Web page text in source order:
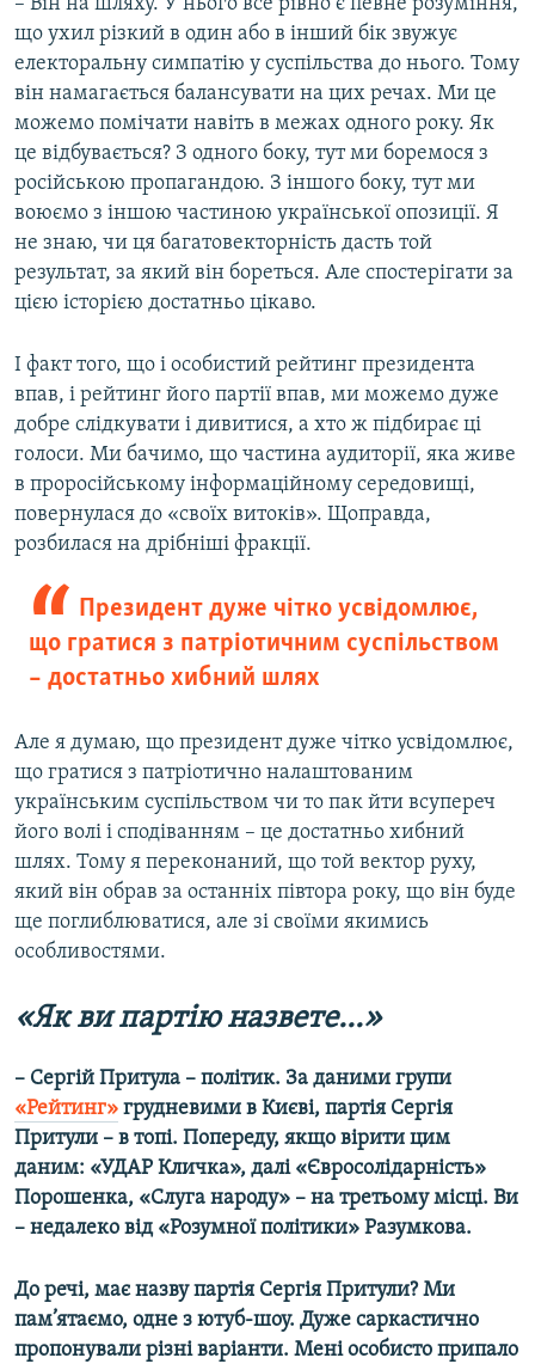
що ухил різкий в один або в інший бік звужує
електоральну симпатію у суспільства до нього. Тому
він намагається балансувати на цих речах. Ми це
можемо помічати навіть в межах одного року. Як
це відбувається? З одного боку, тут ми боремося з
російською пропагандою. З іншого боку, тут ми
воюємо з іншою частиною української опозиції. Я
не знаю, чи ця багатовекторність дасть той
результат, за який він бореться. Але спостерігати за
цією історією достатньо цікаво.
І факт того, що і особистий рейтинг президента
впав, і рейтинг його партії впав, ми можемо дуже
добре слідкувати і дивитися, а хто ж підбирає ці
голоси. Ми бачимо, що частина аудиторії, яка живе
в проросійському інформаційному середовищі,
повернулася до «своїх витоків». Щоправда,
розбилася на дрібніші фракції.
Президент дуже чітко усвідомлює,
що гратися з патріотичним суспільством
– достатньо хибний шлях
Але я думаю, що президент дуже чітко усвідомлює,
що гратися з патріотично налаштованим
українським суспільством чи то пак йти всупереч
його волі і сподіванням – це достатньо хибний
шлях. Тому я переконаний, що той вектор руху,
який він обрав за останніх півтора року, що він буде
ще поглиблюватися, але зі своїми якимись
особливостями.
«Як ви партію назвете...»
– Сергій Притула – політик. За даними групи
«Рейтинг» грудневими в Києві, партія Сергія
Притули – в топі. Попереду, якщо вірити цим
даним: «УДАР Кличка», далі «Євросолідарність»
Порошенка, «Слуга народу» – на третьому місці. Ви
– недалеко від «Розумної політики» Разумкова.
До речі, має назву партія Сергія Притули? Ми
пам’ятаємо, одне з ютуб-шоу. Дуже саркастично
пропонували різні варіанти. Мені особисто припало